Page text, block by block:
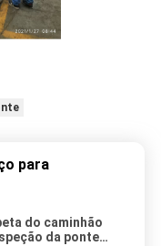
para
do caminhão
da ponte